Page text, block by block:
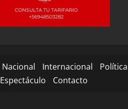
Nacional Internacional Política
Espectáculo Contacto